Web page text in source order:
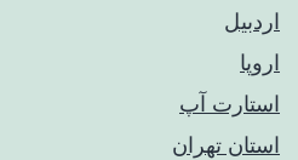
اردبیل
اروپا
استارت آپ
استان تهران